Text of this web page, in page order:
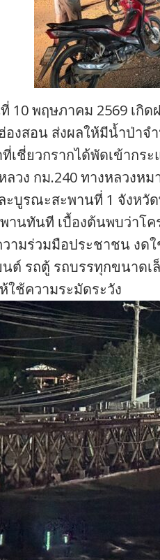
ที่ 10 พฤษภาคม 2569 เ
งสอน ส่งผลให้มีน้ำป่า
เชี่ยวกรากได้พัดเข้ากร
วง กม.240 ทางหลวงหม
ะบูรณะสะพานที่ 1 จังหวั
านทันที เบื้องต้นพบว่าโ
ามร่วมมือประชาชน ง
ต์ รถตู้ รถบรรทุกขนาด
ช้ความระมัดระวัง